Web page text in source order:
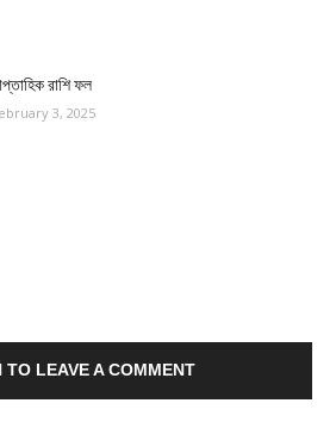
রাশি ফল
3, 2025
TO LEAVE A COMMENT